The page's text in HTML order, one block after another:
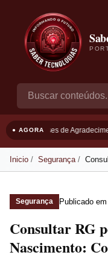
● AGORAFrases de
Inicio Segurança
Segurança Publicado em
Consultar RG
Nascimento: